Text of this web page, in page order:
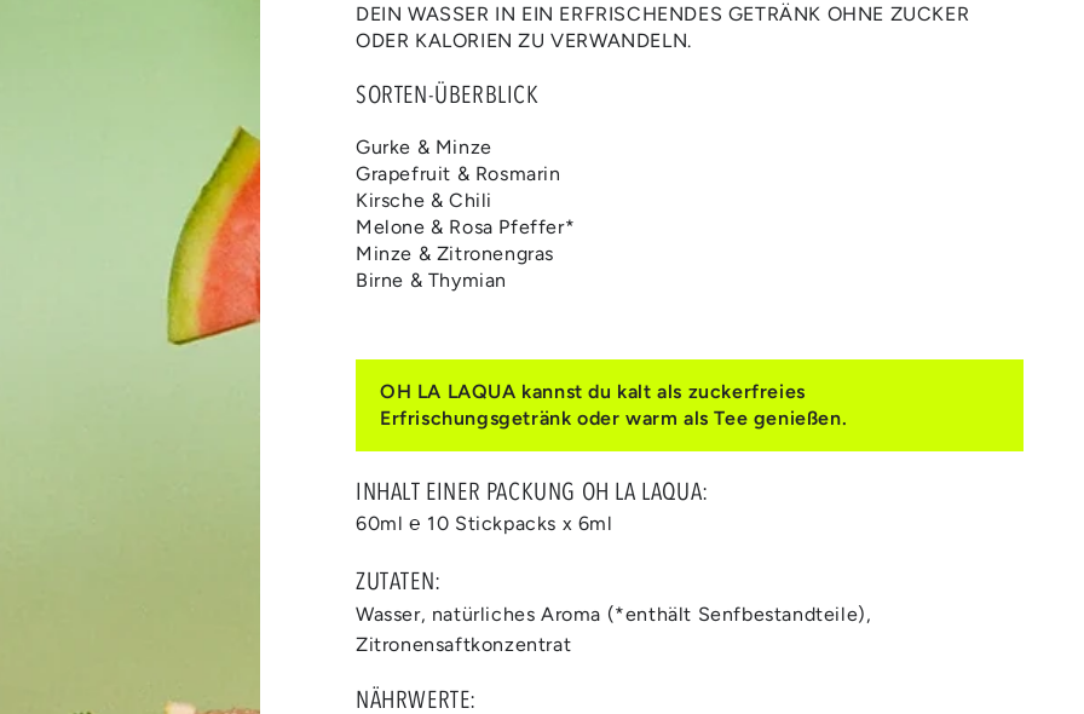
DEIN WASSER IN EIN ERFRISCHENDES GETRÄNK OHNE ZUCKER
ODER KALORIEN ZU VERWANDELN.
SORTEN-ÜBERBLICK
Gurke & Minze
Grapefruit & Rosmarin
Kirsche & Chili
Melone & Rosa Pfeffer*
Minze & Zitronengras
Birne & Thymian
OH LA LAQUA kannst du kalt als zuckerfreies
Erfrischungsgetränk oder warm als Tee genießen.
INHALT EINER PACKUNG OH LA LAQUA:
60ml ℮ 10 Stickpacks x 6ml
ZUTATEN:
Wasser, natürliches Aroma (*enthält Senfbestandteile),
Zitronensaftkonzentrat
NÄHRWERTE: